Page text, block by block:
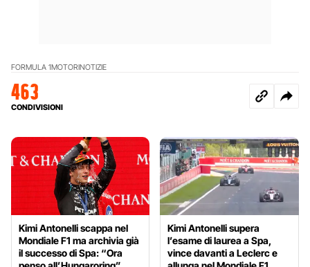
FORMULA 1MOTORINOTIZIE
463
CONDIVISIONI
Kimi Antonelli scappa nel
Mondiale F1 ma archivia già
il successo di Spa: “Ora
Kimi Antonelli supera
l’esame di laurea a Spa,
vince davanti a Leclerc e